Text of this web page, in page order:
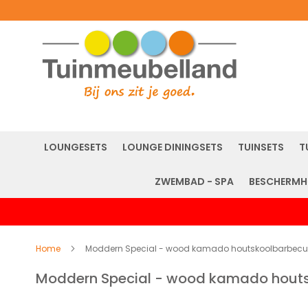
LOUNGESETS LOUNGE DININGSETS TUINSETS
ZWEMBAD - SPA
Home Moddern Special - wood kamado
Moddern Special - wood kamado